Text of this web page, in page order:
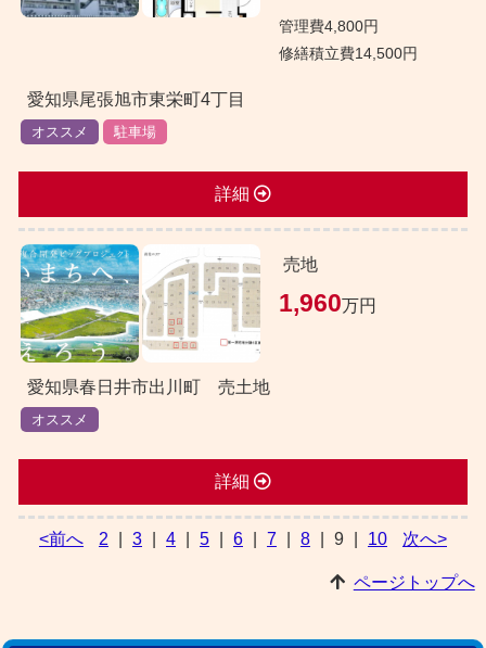
管理費4,800円
修繕積立費14,500円
愛知県尾張旭市東栄町4丁目
オススメ 駐車場
詳細
売地
1,960万円
愛知県春日井市出川町 売土地
オススメ
詳細
<前へ 2 3 4 5 6 7 8 9 10 次へ>
ページトップへ